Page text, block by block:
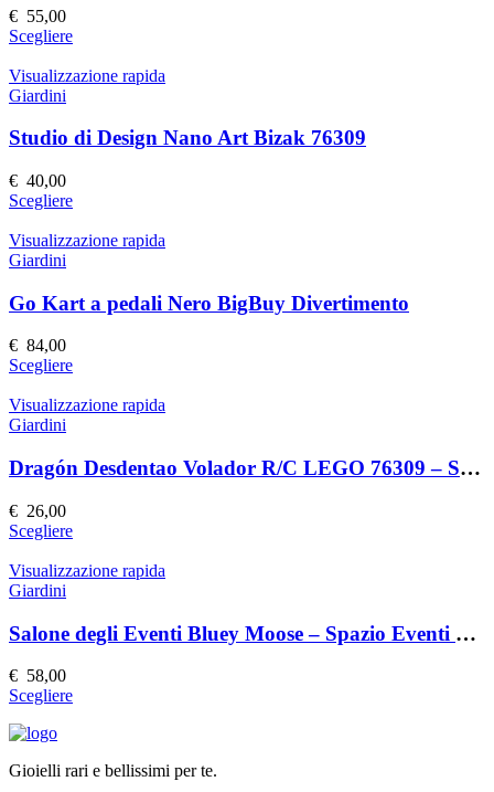
scelte
nella
pagina
prodotto
€ 55,00
ScegliereQuesto
ha
Le
scelte
nella
pagina
Visualizzazione rapida
Giardini
Studio di Design Nano Art Bizak 76309
€ 40,00
ScegliereQuesto
ha
Le
opzioni
scelte
nella
pagina
prodotto
Visualizzazione rapida
Giardini
Go Kart a pedali Nero BigBuy Divertimento
€ 84,00
ScegliereQuesto
ha
Le
opzioni
scelte
nella
pagina
prodotto
Visualizzazione rapida
Giardini
Dragón Desdentao Volador R/C LEGO 76309 – Set Costruzioni Volante
€ 26,00
ScegliereQuesto
ha
Le
opzioni
scelte
del
Visualizzazione rapida
Giardini
Salone degli Eventi Bluey Moose – Spazio Eventi Elegante e Versatile
€ 58,00
ScegliereQuesto
varianti.
Gioielli rari e bellissimi per te.